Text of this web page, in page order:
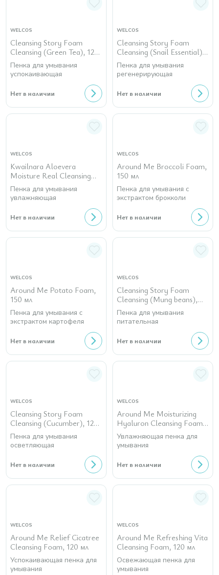
WELCOS
Cleansing Story Foam
Cleansing (Green Tea), 120
гр
Пенка для умывания
успокаивающая
Нет в наличии
WELCOS
Cleansing Story Foam
Cleansing (Snail Essential),
120 гр
Пенка для умывания
регенерирующая
Нет в наличии
WELCOS
Kwailnara Aloevera
Moisture Real Cleansing
Foam, 150 гр
Пенка для умывания
увлажняющая
Нет в наличии
WELCOS
Around Me Broccoli Foam,
150 мл
Пенка для умывания с
экстрактом брокколи
Нет в наличии
WELCOS
Around Me Potato Foam,
150 мл
Пенка для умывания с
экстрактом картофеля
Нет в наличии
WELCOS
Cleansing Story Foam
Cleansing (Mung beans),
120 гр
Пенка для умывания
питательная
Нет в наличии
WELCOS
Cleansing Story Foam
Cleansing (Cucumber), 120
гр
Пенка для умывания
осветляющая
Нет в наличии
WELCOS
Around Me Moisturizing
Hyaluron Cleansing Foam,
120 мл
Увлажняющая пенка для
умывания
Нет в наличии
WELCOS
Around Me Relief Cicatree
Cleansing Foam, 120 мл
Успокаивающая пенка для
умывания
WELCOS
Around Me Refreshing Vita
Cleansing Foam, 120 мл
Освежающая пенка для
умывания